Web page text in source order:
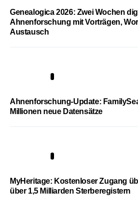
Genealogica 2026: Zwei Wochen
Ahnenforschung mit Vorträgen,
Austausch
Ahnenforschung-Update:
Millionen neue Datensätze
MyHeritage: Kostenloser Zugang
über 1,5 Milliarden Sterberegistern